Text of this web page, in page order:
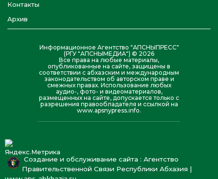
Контакты
Архив
Информационное Агентство "АПСНЫПРЕСС"
(РГУ "АПСНЫМЕДИА") © 2026
Все права на любые материалы,
опубликованные на сайте, защищены в
соответствии с абхазским и международным
законодательством об авторском праве и
смежных правах. Использование любых
аудио-, фото- и видеоматериалов,
размещенных на сайте, допускается только с
разрешения правообладателя и ссылкой на
www.apsnypress.info.
Создание и обслуживание сайта : Агентство
Правительственной Связи Республики Абхазия |